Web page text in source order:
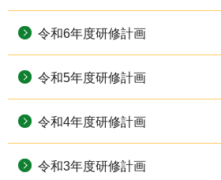
令和6年度研修計画
令和5年度研修計画
令和4年度研修計画
令和3年度研修計画